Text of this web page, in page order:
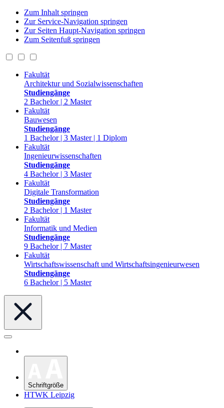
Zum Inhalt springen
Zur Service-Navigation springen
Zur Seiten Haupt-Navigation springen
Zum Seitenfuß springen
Fakultät
Architektur und Sozialwissenschaften
Studiengänge
2 Bachelor | 2 Master
Fakultät
Bauwesen
Studiengänge
1 Bachelor | 3 Master | 1 Diplom
Fakultät
Ingenieurwissenschaften
Studiengänge
4 Bachelor | 3 Master
Fakultät
Digitale Transformation
Studiengänge
2 Bachelor | 1 Master
Fakultät
Informatik und Medien
Studiengänge
9 Bachelor | 7 Master
Fakultät
Wirtschaftswissenschaft und Wirtschaftsingenieurwesen
Studiengänge
6 Bachelor | 5 Master
Schriftgröße
HTWK Leipzig